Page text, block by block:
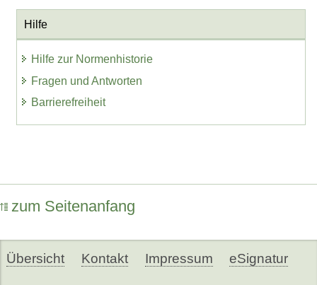
Hilfe
Hilfe zur Normenhistorie
Fragen und Antworten
Barrierefreiheit
zum Seitenanfang
Übersicht Kontakt Impressum eSignatur